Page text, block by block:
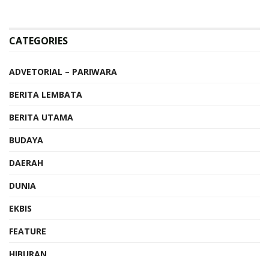
CATEGORIES
ADVETORIAL – PARIWARA
BERITA LEMBATA
BERITA UTAMA
BUDAYA
DAERAH
DUNIA
EKBIS
FEATURE